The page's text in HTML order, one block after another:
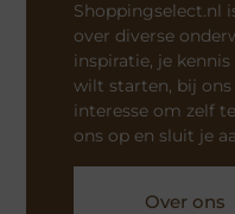
Shoppingselect.nl
over diverse
inspiratie, je
wilt starten, bij ons
interesse om zelf
ons op en sluit je
Over ons